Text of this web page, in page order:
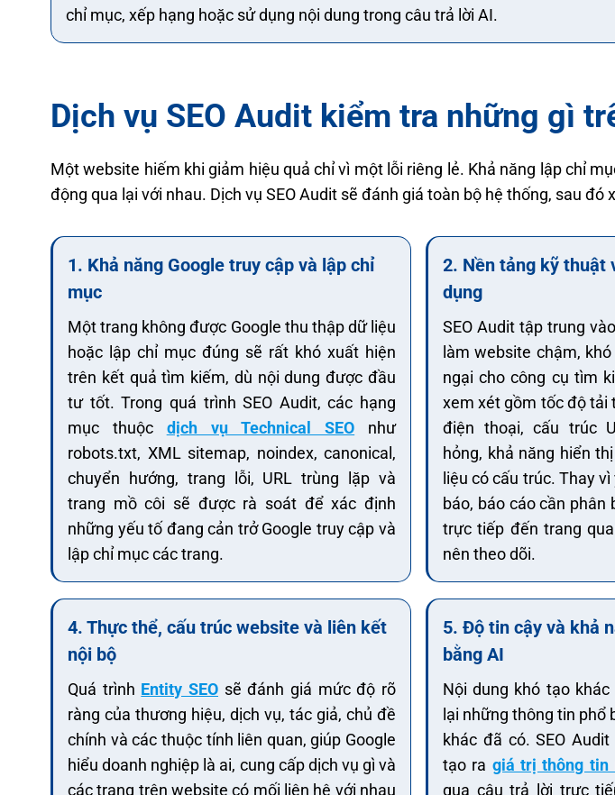
chỉ mục, xếp hạng hoặc sử dụng nội dung trong câu trả lời AI.
Dịch vụ SEO Audit kiểm tra những gì
Một website hiếm khi giảm hiệu quả chỉ vì một lỗi riêng lẻ. Khả năng lập chỉ
động qua lại với nhau. Dịch vụ SEO Audit sẽ đánh giá toàn bộ hệ thống, sau
1. Khả năng Google truy cập và lập chỉ
mục
Một trang không được Google thu thập dữ liệu
hoặc lập chỉ mục đúng sẽ rất khó xuất hiện
trên kết quả tìm kiếm, dù nội dung được đầu
tư tốt. Trong quá trình SEO Audit, các hạng
mục thuộc dịch vụ Technical SEO như
robots.txt, XML sitemap, noindex, canonical,
chuyển hướng, trang lỗi, URL trùng lặp và
trang mồ côi sẽ được rà soát để xác định
những yếu tố đang cản trở Google truy cập và
lập chỉ mục các trang.
2. Nền tảng kỹ thuật
dụng
SEO Audit tập trung
làm website chậm,
ngại cho công cụ tìm
xem xét gồm tốc độ tải
điện thoại, cấu trúc
hỏng, khả năng hiển
liệu có cấu trúc. Thay
báo, báo cáo cần phân
trực tiếp đến trang
nên theo dõi.
4. Thực thể, cấu trúc website và liên kết
nội bộ
Quá trình Entity SEO sẽ đánh giá mức độ rõ
ràng của thương hiệu, dịch vụ, tác giả, chủ đề
chính và các thuộc tính liên quan, giúp Google
hiểu doanh nghiệp là ai, cung cấp dịch vụ gì và
các trang trên website có mối liên hệ với nhau
5. Độ tin cậy và khả
bằng AI
Nội dung khó tạo
lại những thông tin phổ
khác đã có. SEO
tạo ra giá trị thông tin
qua câu trả lời trực